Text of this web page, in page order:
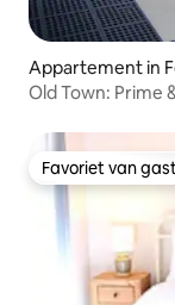
Appartement in
Old Town: Prime & Private 2 Bdrm. Appartement (geheel
Favoriet van
Favoriet van